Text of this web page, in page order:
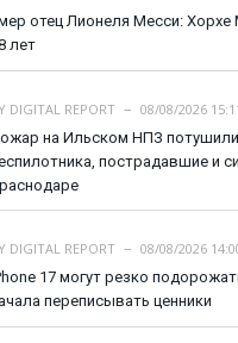
отец Лионеля Месси:
лет
DIGITAL REPORT
08/08/2026
на Ильском НПЗ
пострадавшие и
DIGITAL REPORT
08/08/2026
17 могут резко
переписывать ценники